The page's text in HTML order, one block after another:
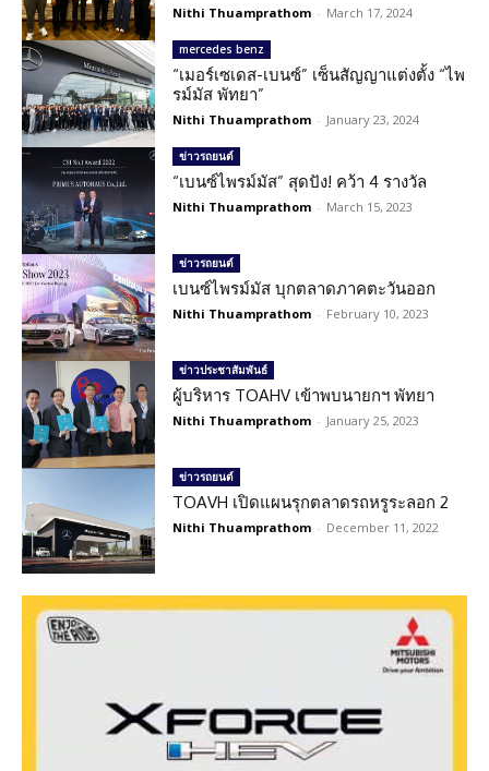
Nithi Thuamprathom - March 17, 2024
mercedes benz
“เมอร์เซเดส-เบนซ์” เซ็นสัญญาแต่งตั้ง “ไพ
รม์มัส พัทยา”
Nithi Thuamprathom - January 23, 2024
ข่าวรถยนต์
“เบนซ์ไพรม์มัส” สุดปัง! คว้า 4 รางวัล
Nithi Thuamprathom - March 15, 2023
ข่าวรถยนต์
เบนซ์ไพรม์มัส บุกตลาดภาคตะวันออก
Nithi Thuamprathom - February 10, 2023
ข่าวประชาสัมพันธ์
ผู้บริหาร TOAHV เข้าพบนายกฯ พัทยา
Nithi Thuamprathom - January 25, 2023
ข่าวรถยนต์
TOAVH เปิดแผนรุกตลาดรถหรูระลอก 2
Nithi Thuamprathom - December 11, 2022